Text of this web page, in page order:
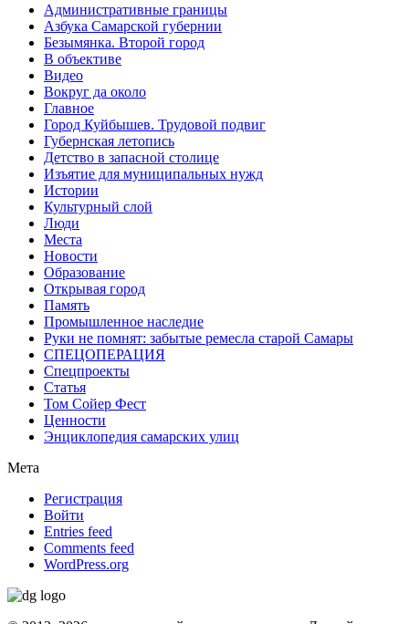
Административные границы
Азбука Самарской губернии
Безымянка. Второй город
В объективе
Видео
Вокруг да около
Главное
Город Куйбышев. Трудовой подвиг
Губернская летопись
Детство в запасной столице
Изъятие для муниципальных нужд
Истории
Культурный слой
Люди
Места
Новости
Образование
Открывая город
Память
Промышленное наследие
Руки не помнят: забытые ремесла старой Самары
СПЕЦОПЕРАЦИЯ
Спецпроекты
Статья
Том Сойер Фест
Ценности
Энциклопедия самарских улиц
Мета
Регистрация
Войти
Entries feed
Comments feed
WordPress.org